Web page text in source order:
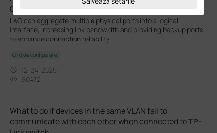
Omada Controller
LAG can aggregate multiple physical ports into a logical
interface, increasing link bandwidth and providing backup ports
to enhance connection reliability.
Ghid de configurare
12-24-2025
60472
What to do if devices in the same VLAN fail to
communicate with each other when connected to TP-